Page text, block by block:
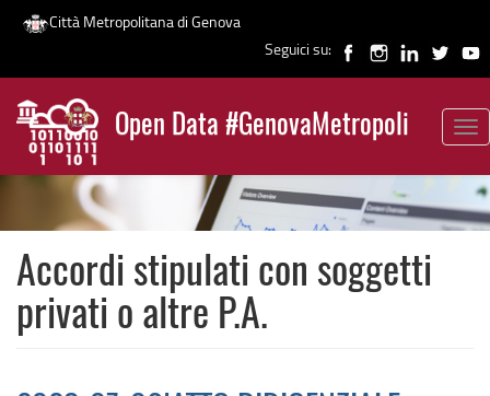
Salta
contenuto
principale
Città Metropolitana di Genova
Seguici su:
Open Data #GenovaMetropoli
News
Accordi stipulati con soggetti
privati o altre P.A.